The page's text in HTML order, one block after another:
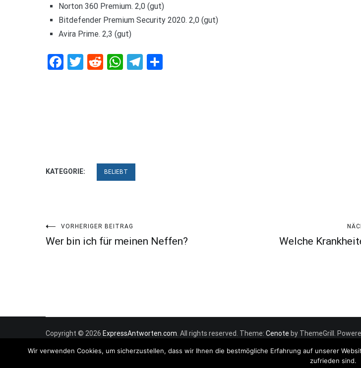
Norton 360 Premium. 2,0 (gut)
Bitdefender Premium Security 2020. 2,0 (gut)
Avira Prime. 2,3 (gut)
Facebook
Twitter
RedditWhatsApp
Telegram
KATEGORIE: BELIEBT
Beitragsnavigation
VORHERIGER BEITRAG
Wer bin ich für meinen Neffen? Welche
Copyright © 2026 ExpressAntworten.com . All rights reserved. Theme: Cenote by ThemeGrill.
Wir verwenden Cookies, um sicherzustellen, dass wir Ihnen die bestmögliche Erfahrung auf unserer
zufrieden sind.